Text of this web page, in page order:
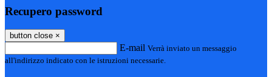
Recupero password
button close ×
E-mail Verrà inviato un messaggio
all'indirizzo indicato con le istruzioni necessarie.